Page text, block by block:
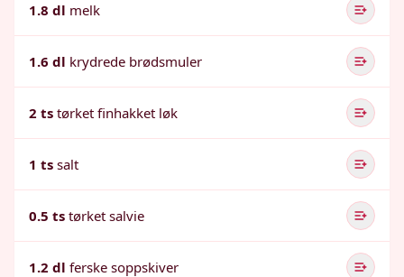
1.8 dl melk
1.6 dl krydrede brødsmuler
2 ts tørket finhakket løk
1 ts salt
0.5 ts tørket salvie
1.2 dl ferske soppskiver